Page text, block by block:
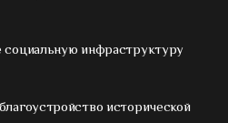
инфраструктуру
исторической